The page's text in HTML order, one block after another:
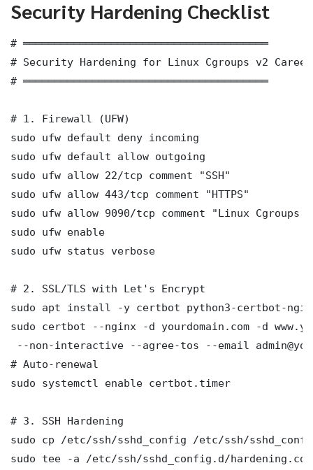
Security Hardening Checklist
# ═══════════════════════════════════════
# Security Hardening for Linux Cgroups v2 Career
# ═══════════════════════════════════════
# 1. Firewall (UFW)
sudo ufw default deny incoming
sudo ufw default allow outgoing
sudo ufw allow 22/tcp comment "SSH"
sudo ufw allow 443/tcp comment "HTTPS"
sudo ufw allow 9090/tcp comment "Linux Cgroups
sudo ufw enable
sudo ufw status verbose
# 2. SSL/TLS with Let's Encrypt
sudo apt install -y certbot python3-certbot-
sudo certbot --nginx -d yourdomain.com -d
--non-interactive --agree-tos --email
# Auto-renewal
sudo systemctl enable certbot.timer
# 3. SSH Hardening
sudo cp /etc/ssh/sshd_config /etc/ssh/
sudo tee -a /etc/ssh/sshd_config.d/